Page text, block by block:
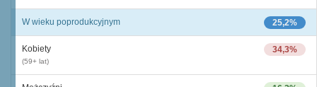
25,2%
W wieku poprodukcyjnym
34,3%
Kobiety
(59+ lat)